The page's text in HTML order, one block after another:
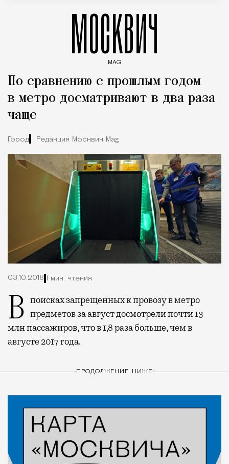
МОСКВИЧ
MAG
По сравнению с прошлым годом
в метро досматривают в два раза
чаще
Город Редакция Москвич Mag
03.10.2018 1 мин. чтения
В поисках запрещенных к провозу в метро предметов за август досмотрели почти 13
млн пассажиров, что в 1,8 раза больше, чем в
августе 2017 года.
ПРОДОЛЖЕНИЕ НИЖЕ